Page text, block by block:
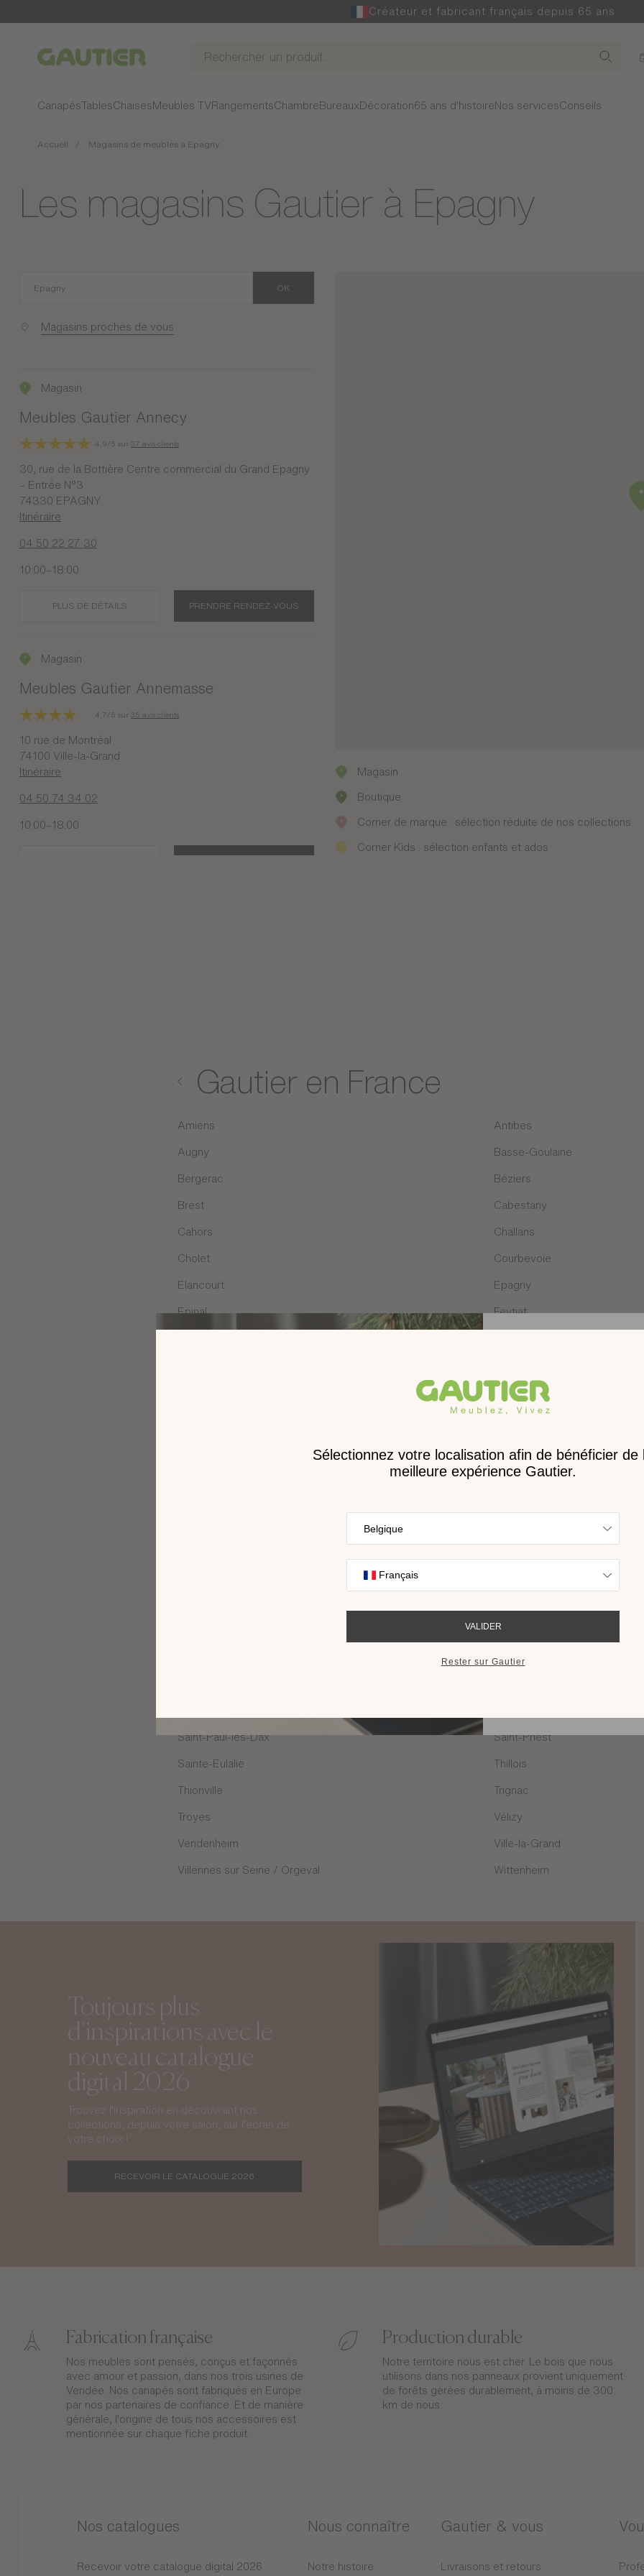
Créateur et fabricant français depuis 65 ans
Gautier
CanapésTablesChaises Meubles TV RangementsChambre Bureaux Décoration65 ans d'histoire Nos servicesConseils
Accueil Magasins de meubles à Epagny
Les magasins Gautier à Epagny
OK
Magasins proches de vous
Magasin
Meubles Gautier Annecy
4,9/5 sur 37 avis clients
30, rue de la Bottière Centre commercial du Grand Epagny
– Entrée N°3
74330 EPAGNY
Itinéraire
04 50 22 27 30
10:00–18:00
PLUS DE DÉTAILS PRENDRE RENDEZ-VOUS
Magasin
Meubles Gautier Annemasse
4,7/5 sur 35 avis clients
10 rue de Montréal
74100 Ville-la-Grand
Itinéraire
04 50 74 34 02
10:00–18:00
PRENDRE RENDEZ-VOUS
Magasin
Boutique
Corner de marque : sélection réduite de nos collections
Corner Kids : sélection enfants et ados
Gautier en France
Amiens Antibes
Augny Basse-Goulaine
Bergerac Béziers
Brest Cabestany
Cahors Challans
Cholet Courbevoie
Elancourt Epagny
Epinal Feytiat
Lattes
Les Clayes-sous-Bois
Marvejols
Rodez
Saint Malo
Saint-Paul-lès-Dax Saint-Priest
Sainte-Eulalie Thillois
Thionville Trignac
Troyes Vélizy
Vendenheim Ville-la-Grand
Villennes sur Seine / Orgeval Wittenheim
nouveau
Trouvez
nos collections
RECEVOIR LE
Toujours plus
d'inspirations avec le
nouveau catalogue
digital 2026
Trouvez l’inspiration en découvrant nos
collections, depuis votre salon, sur l’écran de
votre choix !
RECEVOIR LE CATALOGUE 2026
Fabrication française
Nos meubles sont pensés, conçus et façonnés
avec amour et passion, dans nos trois usines de
Vendée. Nos canapés sont fabriqués en Europe
par nos partenaires de confiance. Et de manière
générale, l'origine de tous nos accessoires est
mentionnée sur chaque fiche produit.
Production durable
Notre territoire nous est cher. Le bois que nous
utilisons dans nos panneaux provient uniquement
de forêts gérées durablement, à moins de 300
km de nous.
Nos catalogues
Recevoir votre catalogue digital 2026
Nous connaître
Notre histoire
Gautier & vous
Livraisons et retours